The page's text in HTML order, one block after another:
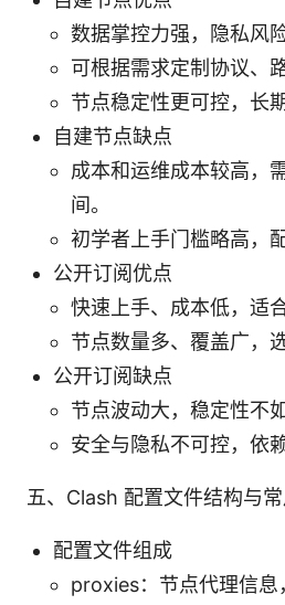
数据掌控力强，隐私风
可根据需求定制协议、
节点稳定性更可控，长
自建节点缺点
成本和运维成本较高，
间。
初学者上手门槛略高，
公开订阅优点
快速上手、成本低，适
节点数量多、覆盖广，
公开订阅缺点
节点波动大，稳定性不
安全与隐私不可控，依
五、Clash 配置文件结构与常
配置文件组成
proxies：节点代理信息